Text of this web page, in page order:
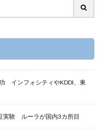
インフォシティやKDDI、東
実験 ルーラが国内3カ所目